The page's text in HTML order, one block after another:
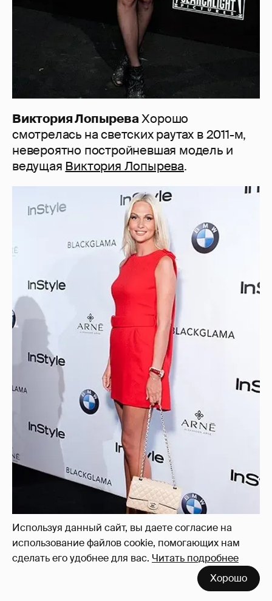
Используя данный сайт, вы даете согласие на
использование файлов cookie, помогающих нам
сделать его удобнее для вас. Читать подробнее
Хорошо
Виктория ЛопыреваХорошо
смотрелась на светских раутах в 2011-м,
невероятно постройневшая модель и
ведущая Виктория Лопырева.